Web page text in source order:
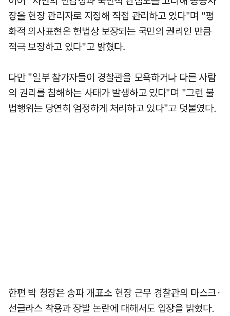
장을 현장 관리자로 지정해 직접 관리하고 있다"며 "평
화적 의사표현은 헌법상 보장되는 국민의 권리인 만큼
적극 보장하고 있다"고 밝혔다.
다만 "일부 참가자들이 경찰관을 모욕하거나 다른 사람
의 권리를 침해하는 사태가 발생하고 있다"며 "그런 불
법행위는 당연히 엄정하게 처리하고 있다"고 덧붙였다.
한편 박 청장은 송파 개표소 현장 근무 경찰관의 마스크·
선글라스 착용과 장발 논란에 대해서도 입장을 밝혔다.